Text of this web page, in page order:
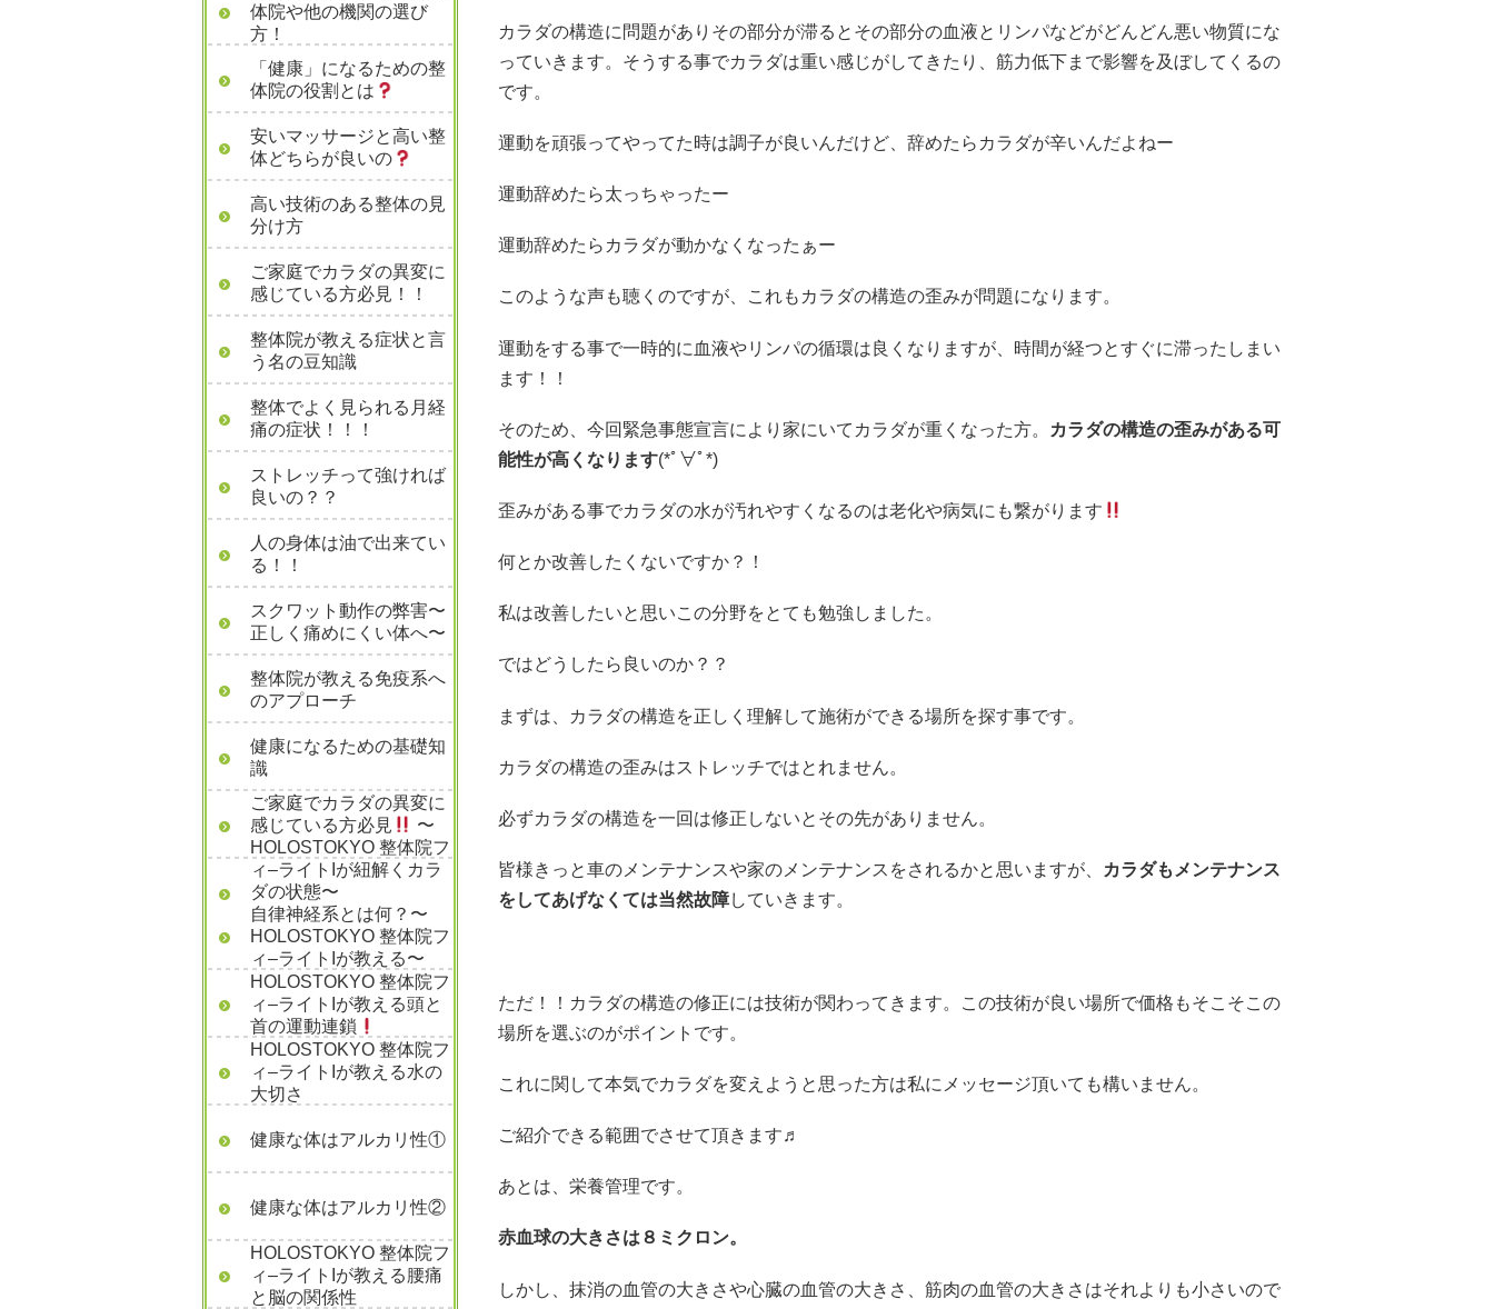
体院や他の機関の選び
方！
「健康」になるための整
体院の役割とは
安いマッサージと高い整
体どちらが良いの
高い技術のある整体の見
分け方
ご家庭でカラダの異変に
感じている方必見！！
整体院が教える症状と言
う名の豆知識
整体でよく見られる月経
痛の症状！！！
ストレッチって強ければ
良いの？？
人の身体は油で出来てい
る！！
スクワット動作の弊害〜
正しく痛めにくい体へ〜
整体院が教える免疫系へ
のアプローチ
健康になるための基礎知
識
ご家庭でカラダの異変に
感じている方必見
〜
HOLOSTOKYO 整体院フ
ィ–ライトIが紐解くカラ
ダの状態〜
自律神経系とは何？〜
HOLOSTOKYO 整体院フ
ィ–ライトIが教える〜
HOLOSTOKYO 整体院フ
ィ–ライトIが教える頭と
首の運動連鎖
HOLOSTOKYO 整体院フ
ィ–ライトIが教える水の
大切さ
健康な体はアルカリ性①
健康な体はアルカリ性②
HOLOSTOKYO 整体院フ
ィ–ライトIが教える腰痛
と脳の関係性
カラダの構造に問題がありその部分が滞るとその部分の血液とリンパなどがどんどん悪い物質にな
っていきます。そうする事でカラダは重い感じがしてきたり、筋力低下まで影響を及ぼしてくるの
です。
運動を頑張ってやってた時は調子が良いんだけど、辞めたらカラダが辛いんだよねー
運動辞めたら太っちゃったー
運動辞めたらカラダが動かなくなったぁー
このような声も聴くのですが、これもカラダの構造の歪みが問題になります。
運動をする事で一時的に血液やリンパの循環は良くなりますが、時間が経つとすぐに滞ったしまい
ます！！
そのため、今回緊急事態宣言により家にいてカラダが重くなった方。
カラダの構造の歪みがある可
能性が高くなります(*ﾟ∀ﾟ*)
歪みがある事でカラダの水が汚れやすくなるのは老化や病気にも繋がります
何とか改善したくないですか？！
私は改善したいと思いこの分野をとても勉強しました。
ではどうしたら良いのか？？
まずは、カラダの構造を正しく理解して施術ができる場所を探す事です。
カラダの構造の歪みはストレッチではとれません。
必ずカラダの構造を一回は修正しないとその先がありません。
皆様きっと車のメンテナンスや家のメンテナンスをされるかと思いますが、
カラダもメンテナンス
をしてあげなくては当然故障していきます。
ただ！！カラダの構造の修正には技術が関わってきます。この技術が良い場所で価格もそこそこの
場所を選ぶのがポイントです。
これに関して本気でカラダを変えようと思った方は私にメッセージ頂いても構いません。
ご紹介できる範囲でさせて頂きます♬
あとは、栄養管理です。
赤血球の大きさは８ミクロン。
しかし、抹消の血管の大きさや心臓の血管の大きさ、筋肉の血管の大きさはそれよりも小さいので